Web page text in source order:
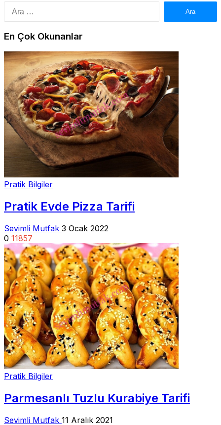
Arama:
En Çok Okunanlar
Pratik Bilgiler
Pratik Evde Pizza Tarifi
Sevimli Mutfak 3 Ocak 2022
0 11857
Pratik Bilgiler
Parmesanlı Tuzlu Kurabiye Tarifi
Sevimli Mutfak 11 Aralık 2021